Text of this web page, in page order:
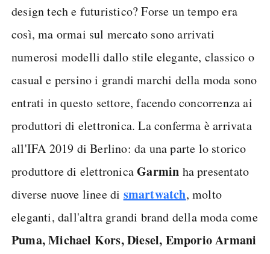
design tech e futuristico? Forse un tempo era
così, ma ormai sul mercato sono arrivati
numerosi modelli dallo stile elegante, classico o
casual e persino i grandi marchi della moda sono
entrati in questo settore, facendo concorrenza ai
produttori di elettronica. La conferma è arrivata
all'IFA 2019 di Berlino: da una parte lo storico
produttore di elettronicaGarmin ha presentato
diverse nuove linee di smartwatch, molto
eleganti, dall'altra grandi brand della moda come
Puma, Michael Kors, Diesel, Emporio Armani